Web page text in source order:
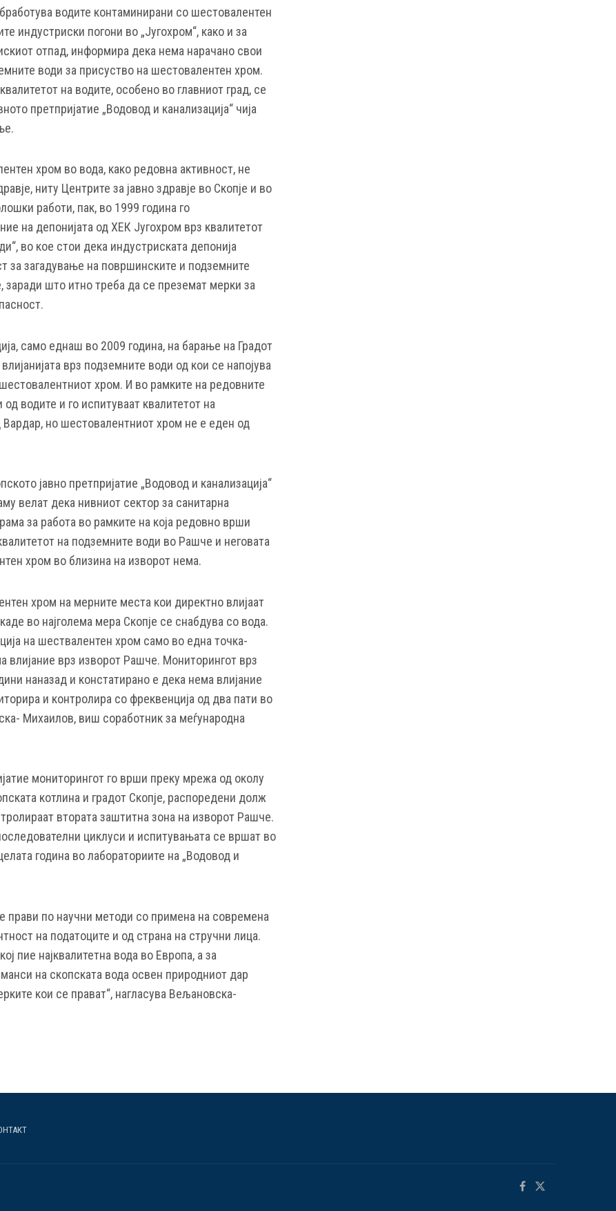
водите контаминирани со шестовалентен
индустриски погони во „Југохром“, како и за
отпад, информира дека нема нарачано свои
води за присуство на шестовалентен хром.
на водите, особено во главниот град, се
претпријатие „Водовод и канализација“ чија
хром во вода, како редовна активност, не
ниту Центрите за јавно здравје во Скопје и во
работи, пак, во 1999 година го
на депонијата од ХЕК Југохром врз квалитетот
во кое стои дека индустриската депонија
за загадување на површинските и подземните
што итно треба да се преземат мерки за
само еднаш во 2009 година, на барање на Градот
врз подземните води од кои се напојува
хром. И во рамките на редовните
водите и го испитуваат квалитетот на
Вардар, но шестовалентниот хром не е еден од
јавно претпријатие „Водовод и канализација“
велат дека нивниот сектор за санитарна
за работа во рамките на која редовно врши
на подземните води во Рашче и неговата
хром во близина на изворот нема.
хром на мерните места кои директно влијаат
во најголема мера Скопје се снабдува со вода.
на шествалентен хром само во една точка-
влијание врз изворот Рашче. Мониторингот врз
наназад и констатирано е дека нема влијание
и контролира со фреквенција од два пати во
Михаилов, виш соработник за меѓународна
мониторингот го врши преку мрежа од околу
котлина и градот Скопје, распоредени долж
втората заштитна зона на изворот Рашче.
циклуси и испитувањата се вршат во
година во лабораториите на „Водовод и
прави по научни методи со примена на современа
на податоците и од страна на стручни лица.
пие најквалитетна вода во Европа, а за
на скопската вода освен природниот дар
кои се прават“, нагласува Вељановска-